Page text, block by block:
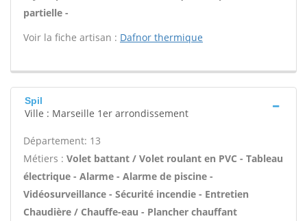
partielle -
Voir la fiche artisan : Dafnor thermique
Spil
Ville : Marseille 1er arrondissement
Département: 13
Métiers : Volet battant / Volet roulant en PVC - Tableau
électrique - Alarme - Alarme de piscine -
Vidéosurveillance - Sécurité incendie - Entretien
Chaudière / Chauffe-eau - Plancher chauffant